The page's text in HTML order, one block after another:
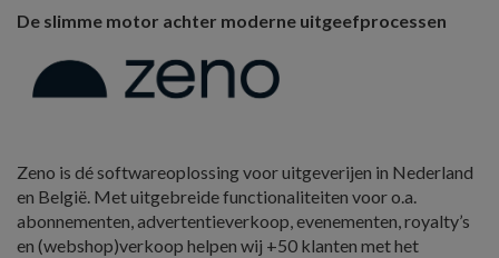
De slimme motor achter moderne uitgeefprocessen
Zeno is dé softwareoplossing voor uitgeverijen in Nederland
en België. Met uitgebreide functionaliteiten voor o.a.
abonnementen, advertentieverkoop, evenementen, royalty’s
en (webshop)verkoop helpen wij +50 klanten met het